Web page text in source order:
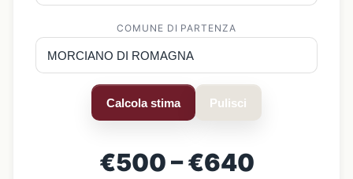
COMUNE DI PARTENZA
Calcola stima Pulisci
€500 – €640